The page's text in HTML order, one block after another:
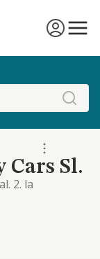
Cars Sl.
2. la
negocio
la
de marcas,
operativos